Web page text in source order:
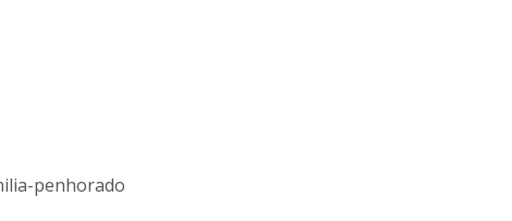
penhorado